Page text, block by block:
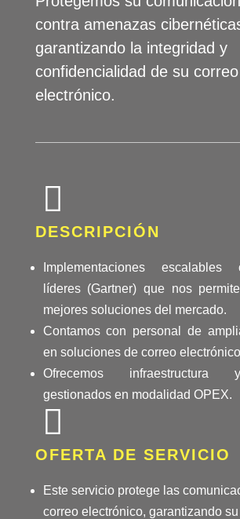
contra amenazas
garantizando la integridad y
confidencialidad de su correo
electrónico.
DESCRIPCIÓN
Implementaciones
líderes (Gartner) que nos
mejores soluciones del mercado.
Contamos con personal de
en soluciones de correo
Ofrecemos infraestructura
gestionados en modalidad OPEX.
OFERTA DE SERVICIO
Este servicio protege las
correo electrónico, garantizando